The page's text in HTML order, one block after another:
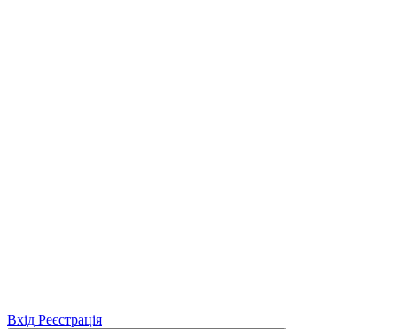
Вхід Реєстрація